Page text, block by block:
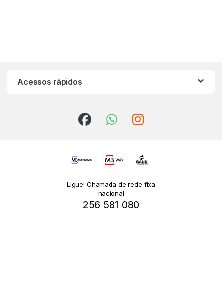
Acessos rápidos
Ligue! Chamada de rede fixa
nacional
256 581 080